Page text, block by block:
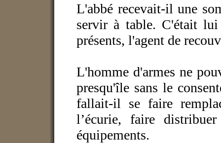
L'abbé recevait-il une
servir à table. C'était
présents, l'agent de
L'homme d'armes ne
presqu'île sans le
fallait-il se faire
l’écurie, faire
équipements.